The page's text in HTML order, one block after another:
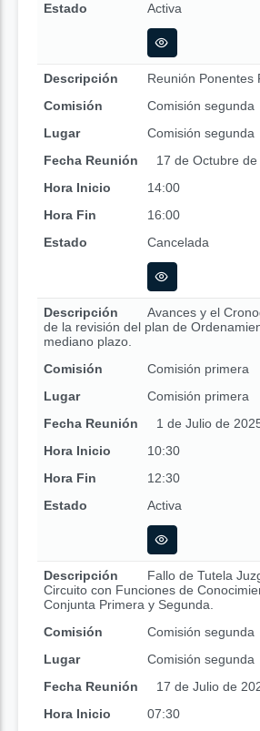
Estado
Activa
Descripción
Reunión Ponentes
Comisión
Comisión segunda
Lugar
Comisión segunda
Fecha Reunión
17 de Octubre
Hora Inicio
14:00
Hora Fin
16:00
Estado
Cancelada
Descripción
Avances y el
de la revisión del plan de
mediano plazo.
Comisión
Comisión primera
Lugar
Comisión primera
Fecha Reunión
1 de Julio de
Hora Inicio
10:30
Hora Fin
12:30
Estado
Activa
Descripción
Fallo de Tutela
Circuito con Funciones de
Conjunta Primera y Segunda.
Comisión
Comisión segunda
Lugar
Comisión segunda
Fecha Reunión
17 de Julio de
Hora Inicio
07:30